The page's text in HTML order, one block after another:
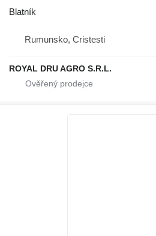
Blatník
Rumunsko, Cristesti
ROYAL DRU AGRO S.R.L.